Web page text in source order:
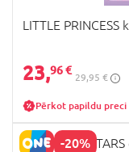
LITTLE
23,96 €
29,95 €
Pērkot papildu preci
-20%
NEBULOUS